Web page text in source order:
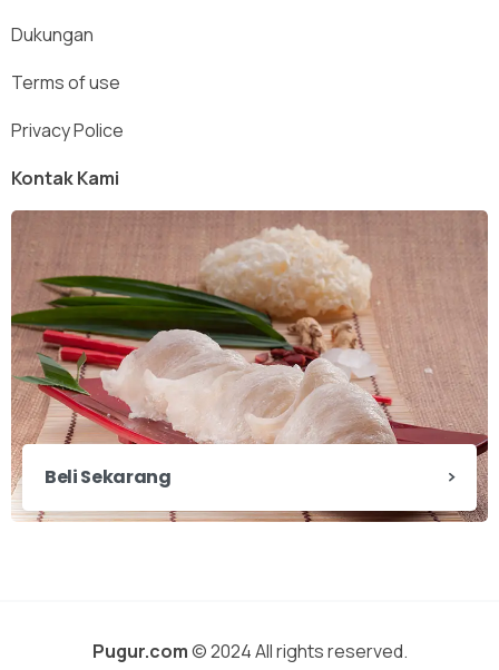
Dukungan
Terms of use
Privacy Police
Kontak Kami
Beli Sekarang
Pugur.com© 2024 All rights reserved.